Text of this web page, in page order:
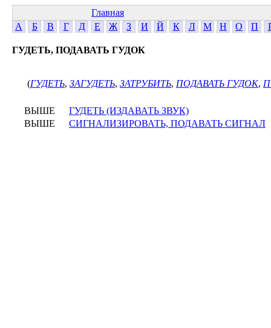
Главная
А
Б В Г Д Е Ж З И Й К Л М Н О П
ГУДЕТЬ, ПОДАВАТЬ ГУДОК
(ГУДЕТЬ, ЗАГУДЕТЬ, ЗАТРУБИТЬ, ПОДАВАТЬ ГУДОК,
ВЫШЕ
ГУДЕТЬ (ИЗДАВАТЬ ЗВУК)
ВЫШЕ
СИГНАЛИЗИРОВАТЬ, ПОДАВАТЬ СИГНАЛ